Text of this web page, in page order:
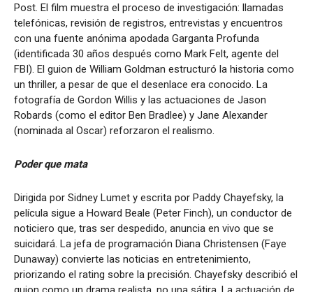
Post. El film muestra el proceso de investigación: llamadas
telefónicas, revisión de registros, entrevistas y encuentros
con una fuente anónima apodada Garganta Profunda
(identificada 30 años después como Mark Felt, agente del
FBI). El guion de William Goldman estructuró la historia como
un thriller, a pesar de que el desenlace era conocido. La
fotografía de Gordon Willis y las actuaciones de Jason
Robards (como el editor Ben Bradlee) y Jane Alexander
(nominada al Oscar) reforzaron el realismo.
Poder que mata
Dirigida por Sidney Lumet y escrita por Paddy Chayefsky, la
película sigue a Howard Beale (Peter Finch), un conductor de
noticiero que, tras ser despedido, anuncia en vivo que se
suicidará. La jefa de programación Diana Christensen (Faye
Dunaway) convierte las noticias en entretenimiento,
priorizando el rating sobre la precisión. Chayefsky describió el